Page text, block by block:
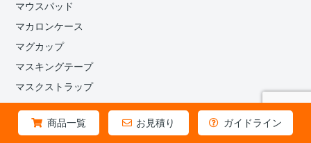
商品一覧 お見積り ガイドライン
マウスパッド
マカロンケース
マグカップ
マスキングテープ
マスクストラップ
マフラータオル